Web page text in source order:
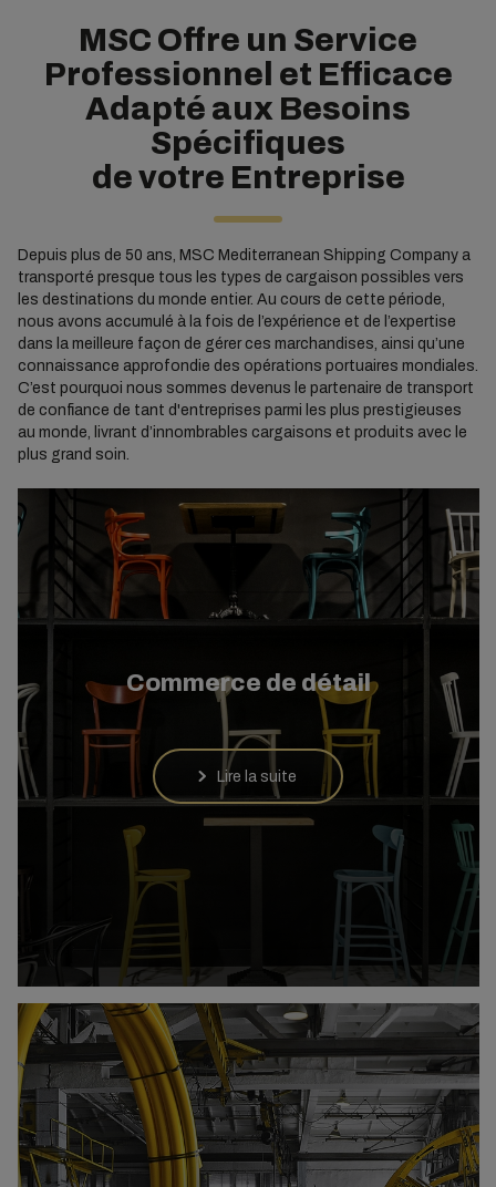
MSC Offre un Service
Professionnel et Efficace
Adapté aux Besoins
Spécifiques
de votre Entreprise
Depuis plus de 50 ans, MSC Mediterranean Shipping Company a
transporté presque tous les types de cargaison possibles vers
les destinations du monde entier. Au cours de cette période,
nous avons accumulé à la fois de l’expérience et de l’expertise
dans la meilleure façon de gérer ces marchandises, ainsi qu’une
connaissance approfondie des opérations portuaires mondiales.
C’est pourquoi nous sommes devenus le partenaire de transport
de confiance de tant d'entreprises parmi les plus prestigieuses
au monde, livrant d’innombrables cargaisons et produits avec le
plus grand soin.
Commerce de détail
Lire la suite